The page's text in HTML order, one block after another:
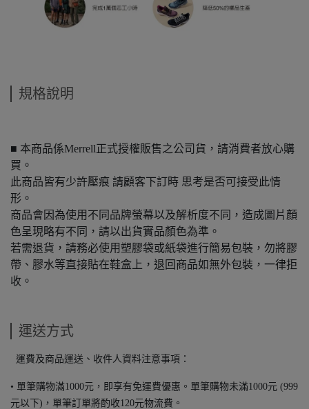
規格說明
■ 本商品係Merrell正式授權販售之公司貨，請消費者放心購
買。
此商品皆有少許壓痕 請顧客下訂時 思考是否可接受此情
形。
商品會因為使用不同品牌螢幕以及解析度不同，造成圖片顏
色呈現略有不同，請以出貨實品顏色為準。
若需退貨，請務必使用塑膠袋或紙袋進行簡易包裝，勿將膠
帶、膠水等直接貼在鞋盒上，退回商品如無外包裝，一律拒
收。
運送方式
運費及商品運送、收件人資料注意事項：
• 單筆購物滿1000元，即享有免運費優惠。單筆購物未滿1000元 (999
元以下)，單筆訂單將酌收120元物流費。